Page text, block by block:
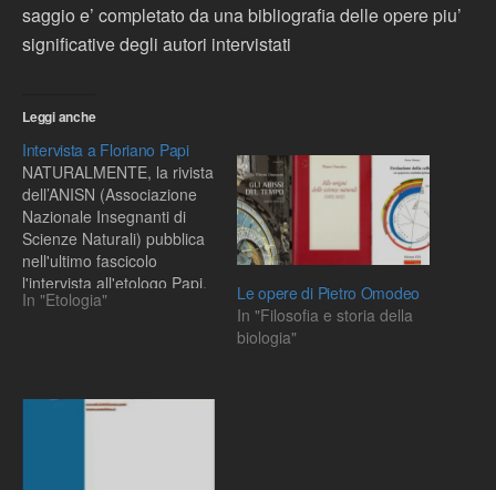
saggio e’ completato da una bibliografia delle opere piu’
significative degli autori intervistati
Leggi anche
Intervista a Floriano Papi
NATURALMENTE, la rivista
dell’ANISN (Associazione
Nazionale Insegnanti di
Scienze Naturali) pubblica
nell'ultimo fascicolo
l'intervista all'etologo Papi.
La rubrica che ospita
Procuratevi il fascicolo; e'
un’occasione per rileggere
In "Etologia"
Le opere di Pietro Omodeo
In "Filosofia e storia della
biologia"